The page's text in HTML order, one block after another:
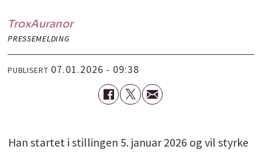
TroxAuranor
PRESSEMELDING
PUBLISERT 07.01.2026 - 09:38
Han startet i stillingen 5. januar 2026 og vil styrke